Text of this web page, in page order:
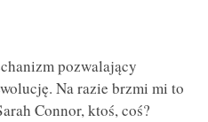
pozwalający
Na razie brzmi mi to
Connor, ktoś, coś?